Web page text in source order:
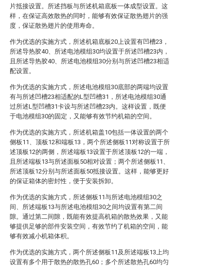
片抵接设置。所述挡板与所述机箱底板一体成型设置。这
样，在保证高效散热的同时，能够有效保证散热翅片的强
度，保证散热翅片的使用寿命。
作为优选的实施方式，所述机箱底板20上设置有凹槽23，
所述导热胶40、所述电池模组30均设置于所述凹槽23内，
且所述导热胶40、所述电池模组30分别与所述凹槽23相适
配设置。
作为优选的实施方式，所述电池模组30底部的两端均设置
有与所述凹槽23相适配的L型凹槽31，所述电池模组30通
过所述L型凹槽31卡设与所述凹槽23内。这样设置，既便
于电池模组30的固定，又能够有效节约机箱的空间。
作为优选的实施方式，所述机箱盖10包括一体设置的两个
侧板11、顶板12和端板13，两个所述侧板11对称设置于所
述顶板12的两侧，所述端板13设置于所述顶板12的一端，
且所述端板13与所述面板50相对设置；两个所述侧板11、
所述顶板12分别与所述面板50抵接设置。这样，能够更好
的保证箱体的密封性，便于安装拆卸。
作为优选的实施方式，所述侧板11与所述电池模组30之
间、所述端板13与所述电池模组30之间均设置有第二间
隙。通过第二间隙，既能有效提高机箱的散热效果，又能
够提供足够的部件安装空间，有效节约了机箱的空间，能
够有效减小机箱体积。
作为优选的实施方式，两个所述侧板11及所述端板13上均
设置有多个用于散热的散热孔60；多个所述散热孔60均匀